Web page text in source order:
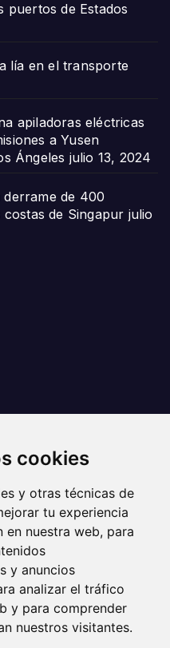
cookies
y otras técnicas de
tu experiencia
en nuestra web, para
y anuncios
analizar el tráfico
y para comprender
nuestros visitantes.
puertos de Estados
lía en el transporte
apiladoras eléctricas
a Yusen
Ángeles julio 13, 2024
de 400
de Singapur julio
de la
y Mudanzas